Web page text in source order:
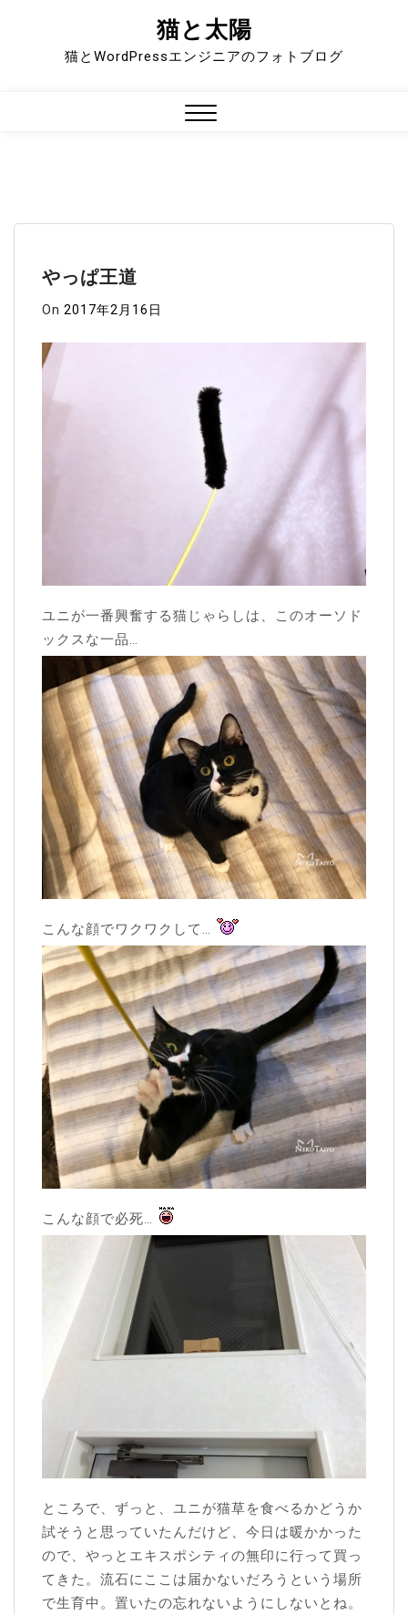
猫と太陽
猫とWordPressエンジニアのフォトブログ
やっぱ王道
On 2017年2月16日
ユニが一番興奮する猫じゃらしは、このオーソド
ックスな一品…
こんな顔でワクワクして…
こんな顔で必死…
ところで、ずっと、ユニが猫草を食べるかどうか
試そうと思っていたんだけど、今日は暖かかった
ので、やっとエキスポシティの無印に行って買っ
てきた。流石にここは届かないだろうという場所
で生育中。置いたの忘れないようにしないとね。